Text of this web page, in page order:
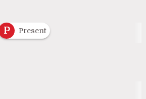
P Present